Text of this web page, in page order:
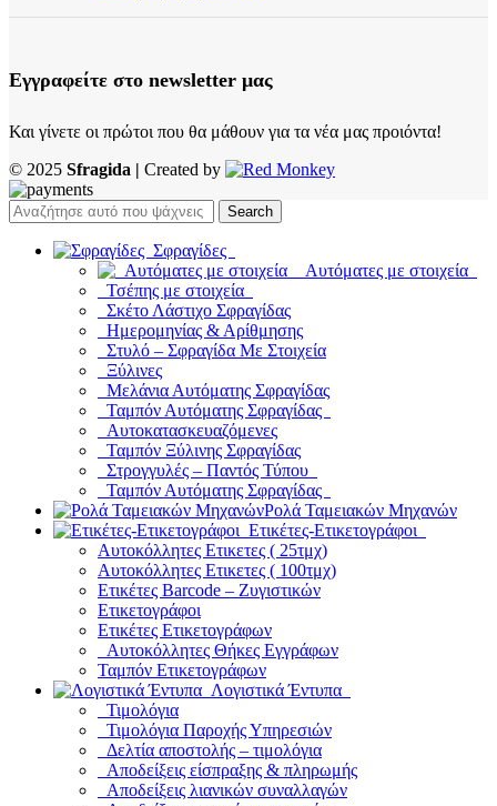
Εγγραφείτε στο newsletter μας
Και γίνετε οι πρώτοι που θα μάθουν για τα νέα μας προιόντα!
© 2025 Sfragida | Created by
Search
Σφραγίδες
Αυτόματες με στοιχεία
Τσέπης με στοιχεία
Σκέτο Λάστιχο Σφραγίδας
Ημερομηνίας & Αρίθμησης
Στυλό – Σφραγίδα Με Στοιχεία
Ξύλινες
Μελάνια Αυτόματης Σφραγίδας
Ταμπόν Αυτόματης Σφραγίδας
Αυτοκατασκευαζόμενες
Ταμπόν Ξύλινης Σφραγίδας
Στρογγυλές – Παντός Τύπου
Ταμπόν Αυτόματης Σφραγίδας
Ρολά Ταμειακών Μηχανών
Ετικέτες-Ετικετογράφοι
Αυτοκόλλητες Ετικετες ( 25τμχ)
Αυτοκόλλητες Ετικετες ( 100τμχ)
Ετικέτες Barcode – Ζυγιστικών
Ετικετογράφοι
Ετικέτες Ετικετογράφων
Αυτοκόλλητες Θήκες Εγγράφων
Ταμπόν Ετικετογράφων
Λογιστικά Έντυπα
Τιμολόγια
Τιμολόγια Παροχής Υπηρεσιών
Δελτία αποστολής – τιμολόγια
Αποδείξεις είσπραξης & πληρωμής
Αποδείξεις λιανικών συναλλαγών